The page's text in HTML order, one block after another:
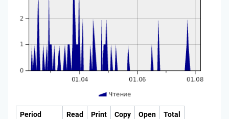
Period Read Print Copy Open Total